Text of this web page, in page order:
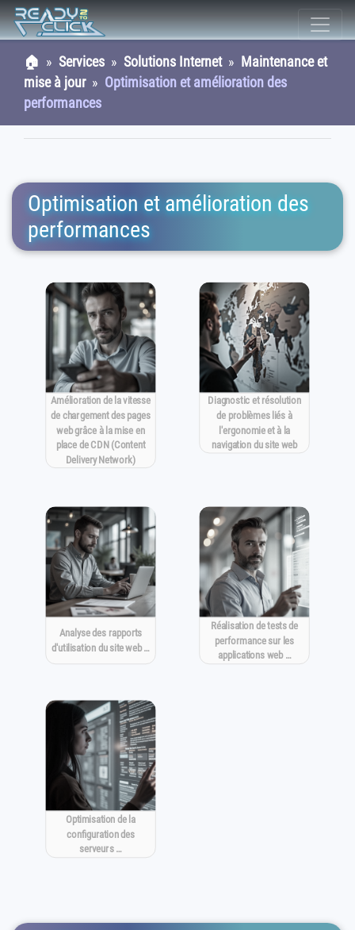
🏠 » Services » Solutions Internet» Maintenance et
mise à jour» Optimisation et amélioration des
performances
Optimisation et amélioration des
performances
Amélioration de la vitesse
de chargement des pages
web grâce à la mise en
place de CDN (Content
Delivery Network)
Diagnostic et résolution
de problèmes liés à
l'ergonomie et à la
navigation du site web
Analyse des rapports
d'utilisation du site web …
Réalisation de tests de
performance sur les
applications web …
Optimisation de la
configuration des
serveurs …